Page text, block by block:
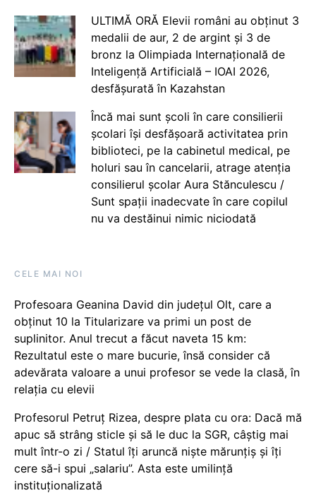
ULTIMĂ ORĂ Elevii români au obținut 3
medalii de aur, 2 de argint și 3 de
bronz la Olimpiada Internațională de
Inteligență Artificială – IOAI 2026,
desfășurată în Kazahstan
Încă mai sunt școli în care consilierii
școlari își desfășoară activitatea prin
biblioteci, pe la cabinetul medical, pe
holuri sau în cancelarii, atrage atenția
consilierul școlar Aura Stănculescu /
Sunt spații inadecvate în care copilul
nu va destăinui nimic niciodată
CELE MAI NOI
Profesoara Geanina David din județul Olt, care a
obținut 10 la Titularizare va primi un post de
suplinitor. Anul trecut a făcut naveta 15 km:
Rezultatul este o mare bucurie, însă consider că
adevărata valoare a unui profesor se vede la clasă, în
relația cu elevii
Profesorul Petruț Rizea, despre plata cu ora: Dacă mă
apuc să strâng sticle și să le duc la SGR, câștig mai
mult într-o zi / Statul îți aruncă niște mărunțiș și îți
cere să-i spui „salariu”. Asta este umilință
instituționalizată